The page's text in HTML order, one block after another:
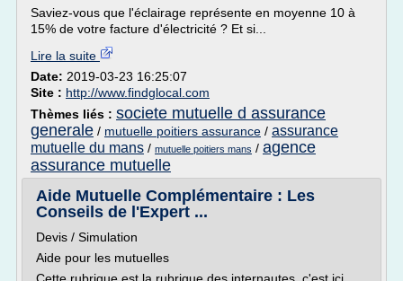
Saviez-vous que l'éclairage représente en moyenne 10 à
15% de votre facture d'électricité ? Et si...
Lire la suite
Date: 2019-03-23 16:25:07
Site : http://www.findglocal.com
Thèmes liés : societe mutuelle d assurance
generale / mutuelle poitiers assurance / assurance
mutuelle du mans / mutuelle poitiers mans / agence
assurance mutuelle
Aide Mutuelle Complémentaire : Les
Conseils de l'Expert ...
Devis / Simulation
Aide pour les mutuelles